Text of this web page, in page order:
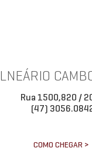
Rua 1500,820 /
(47)
COMO CHEGAR >